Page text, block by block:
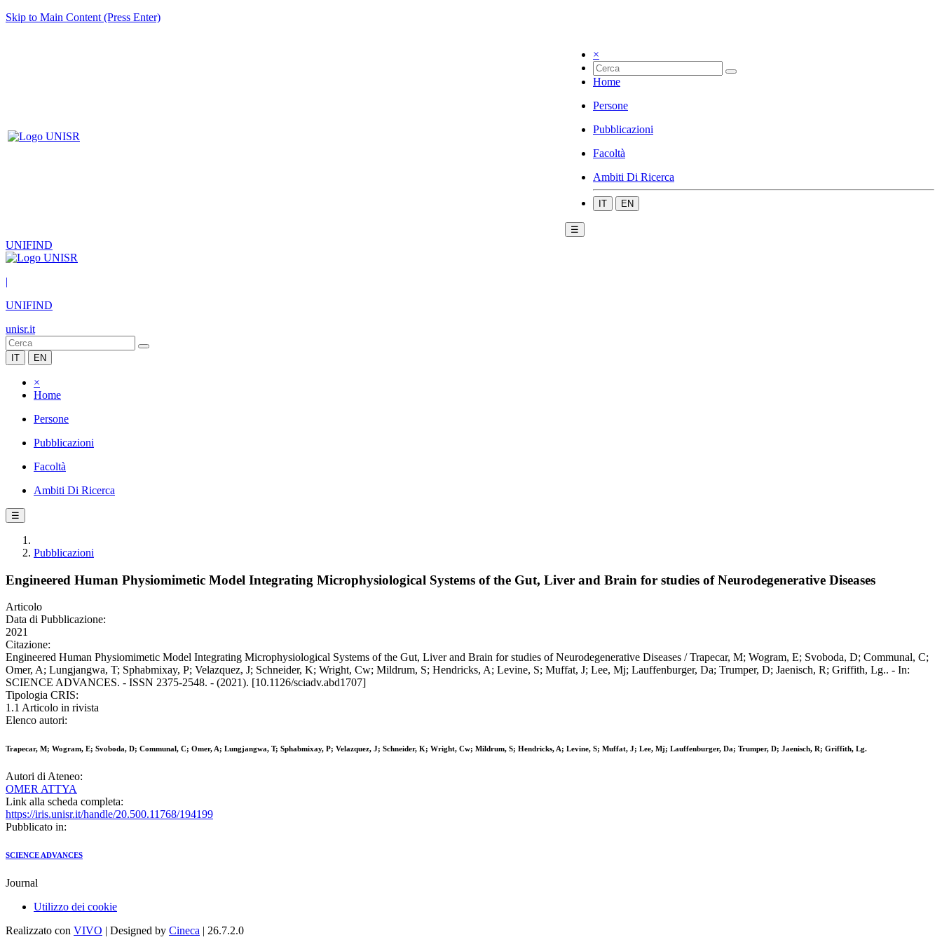
Skip to Main Content (Press Enter)
×
Home
Persone
Pubblicazioni
Facoltà
Ambiti Di Ricerca
IT EN
☰
UNIFIND
|
UNIFIND
unisr.it
IT EN
×
Home
Persone
Pubblicazioni
Facoltà
Ambiti Di Ricerca
☰
Pubblicazioni
Engineered Human Physiomimetic Model Integrating Microphysiological Systems of the Gut, Liver and Brain for studies of Neurodegenerative Diseases
Articolo
Data di Pubblicazione:
2021
Citazione:
Engineered Human Physiomimetic Model Integrating Microphysiological Systems of the Gut, Liver and Brain for studies of Neurodegenerative Diseases / Trapecar, M; Wogram, E; Svoboda, D; Communal, C;
Omer, A; Lungjangwa, T; Sphabmixay, P; Velazquez, J; Schneider, K; Wright, Cw; Mildrum, S; Hendricks, A; Levine, S; Muffat, J; Lee, Mj; Lauffenburger, Da; Trumper, D; Jaenisch, R; Griffith, Lg.. - In:
SCIENCE ADVANCES. - ISSN 2375-2548. - (2021). [10.1126/sciadv.abd1707]
Tipologia CRIS:
1.1 Articolo in rivista
Elenco autori:
Trapecar, M; Wogram, E; Svoboda, D; Communal, C; Omer, A; Lungjangwa, T; Sphabmixay, P; Velazquez, J; Schneider, K; Wright, Cw; Mildrum, S; Hendricks, A; Levine, S; Muffat, J; Lee, Mj; Lauffenburger, Da; Trumper, D; Jaenisch, R; Griffith, Lg.
Autori di Ateneo:
OMER ATTYA
Link alla scheda completa:
https://iris.unisr.it/handle/20.500.11768/194199
Pubblicato in:
SCIENCE ADVANCES
Journal
Utilizzo dei cookie
Realizzato con VIVO | Designed by Cineca | 26.7.2.0